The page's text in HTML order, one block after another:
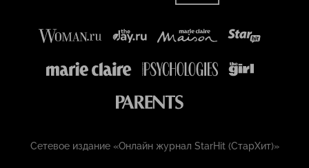
Сетевое издание «Онлайн журнал StarHit (СтарХит)»